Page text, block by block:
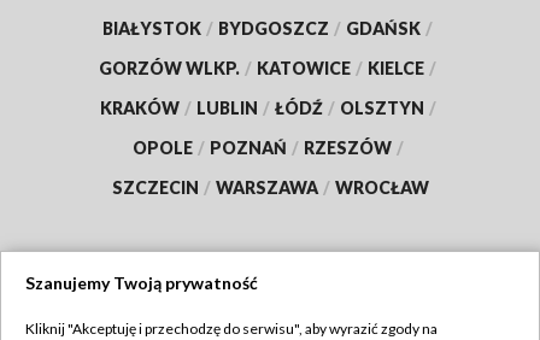
BIAŁYSTOK / BYDGOSZCZ / GDAŃSK /
GORZÓW WLKP. / KATOWICE / KIELCE /
KRAKÓW / LUBLIN / ŁÓDŹ / OLSZTYN /
OPOLE / POZNAŃ / RZESZÓW /
SZCZECIN / WARSZAWA / WROCŁAW
Szanujemy Twoją prywatność
Kliknij "Akceptuję i przechodzę do serwisu", aby wyrazić zgody na